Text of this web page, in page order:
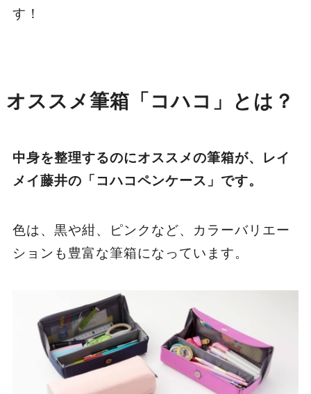
す！
オススメ筆箱「コハコ」とは？
中身を整理するのにオススメの筆箱が、レイ
メイ藤井の「コハコペンケース」です。
色は、黒や紺、ピンクなど、カラーバリエー
ションも豊富な筆箱になっています。